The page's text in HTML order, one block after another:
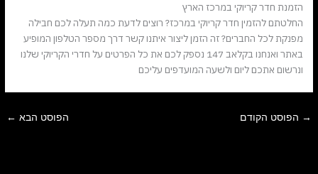
הזמנת חדר קריוקי במרכז הארץ
החלטתם להזמין חדר קריוקי במרכז? רוצים לדעת כמה תעלה לכם חבילה
מפנקת לכל החברים? זה הזמן ליצור איתנו קשר דרך מספר הטלפון המופיע
באתר ואנחנו בקלאב 147 נספק לכם את כל הפרטים על חדרי הקריוקי שלנו
ונרשום אתכם ליום ולשעה המועדפים עליכם
→ הפוסט הקודם הפוסט הבא ←